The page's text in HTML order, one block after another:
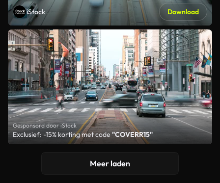
iStock Download
Gesponsord door iStock
Exclusief: -15% korting met code"COVERR15"
Meer laden